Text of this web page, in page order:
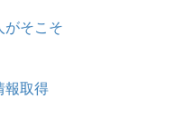
がそこそ
報取得